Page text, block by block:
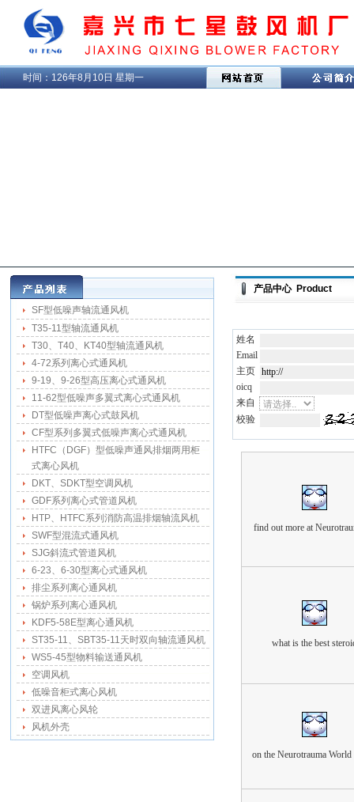
时间： 126年8月10日 星期一
SF型低噪声轴流通风机
T35-11型轴流通风机
T30、T40、KT40型轴流通风机
4-72系列离心式通风机
9-19、9-26型高压离心式通风机
11-62型低噪声多翼式离心式通风机
DT型低噪声离心式鼓风机
CF型系列多翼式低噪声离心式通风机
HTFC（DGF）型低噪声通风排烟两用柜
式离心风机
DKT、SDKT型空调风机
GDF系列离心式管道风机
HTP、HTFC系列消防高温排烟轴流风机
SWF型混流式通风机
SJG斜流式管道风机
6-23、6-30型离心式通风机
排尘系列离心通风机
锅炉系列离心通风机
KDF5-58E型离心通风机
ST35-11、SBT35-11天时双向轴流通风机
WS5-45型物料输送通风机
空调风机
低噪音柜式离心风机
双进风离心风轮
风机外壳
产品中心 Product
姓名
Email
主页
oicq
来自
校验
find out more at
what is the best
on the Neurotrauma